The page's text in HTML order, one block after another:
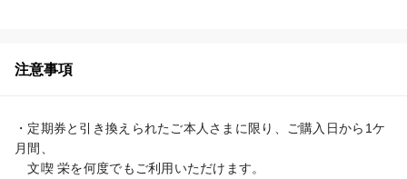
注意事項
・定期券と引き換えられたご本人さまに限り、ご購入日から1ケ
月間、
文喫 栄を何度でもご利用いただけます。